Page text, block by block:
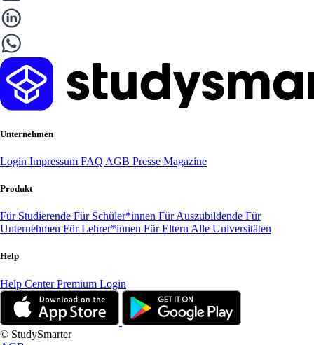
Unternehmen
Login Impressum FAQ AGB Presse Magazine
Produkt
Für Studierende Für Schüler*innen Für Auszubildende Für
Unternehmen Für Lehrer*innen Für Eltern Alle Universitäten
Help
Help CenterPremium Login
© StudySmarter